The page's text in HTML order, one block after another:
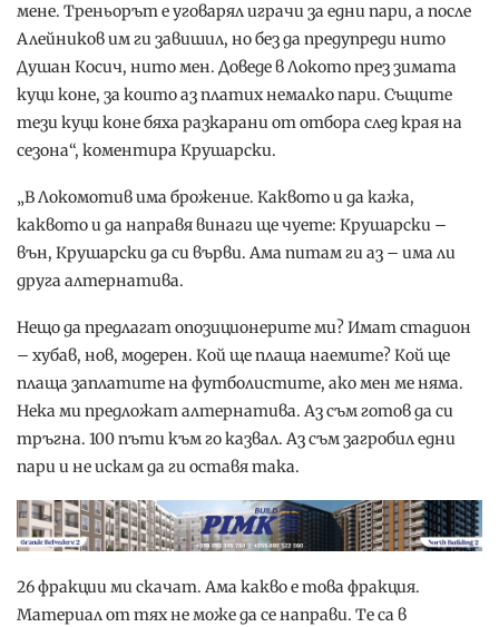
мене. Треньорът е уговарял играчи за едни пари, а после
Алейников им ги завишил, но без да предупреди нито
Душан Косич, нито мен. Доведе в Локото през зимата
куци коне, за които аз платих немалко пари. Същите
тези куци коне бяха разкарани от отбора след края на
сезона“, коментира Крушарски.
„В Локомотив има брожение. Каквото и да кажа,
каквото и да направя винаги ще чуете: Крушарски –
вън, Крушарски да си върви. Ама питам ги аз – има ли
друга алтернатива.
Нещо да предлагат опозиционерите ми? Имат стадион
– хубав, нов, модерен. Кой ще плаща наемите? Кой ще
плаща заплатите на футболистите, ако мен ме няма.
Нека ми предложат алтернатива. Аз съм готов да си
тръгна. 100 пъти към го казвал. Аз съм загробил едни
пари и не искам да ги оставя така.
26 фракции ми скачат. Ама какво е това фракция.
Материал от тях не може да се направи. Те са в